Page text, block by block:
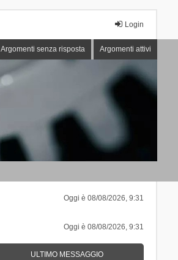
Login
Argomenti senza risposta Argomenti attivi
Oggi è 08/08/2026, 9:31
Oggi è 08/08/2026, 9:31
ULTIMO MESSAGGIO